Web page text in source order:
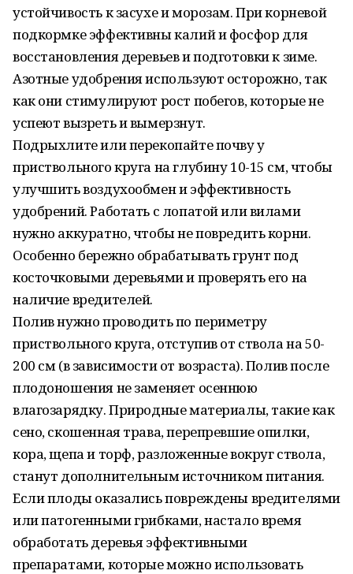
устойчивость к засухе и морозам. При корневой
подкормке эффективны калий и фосфор для
восстановления деревьев и подготовки к зиме.
Азотные удобрения используют осторожно, так
как они стимулируют рост побегов, которые не
успеют вызреть и вымерзнут.
Подрыхлите или перекопайте почву у
приствольного круга на глубину 10-15 см, чтобы
улучшить воздухообмен и эффективность
удобрений. Работать с лопатой или вилами
нужно аккуратно, чтобы не повредить корни.
Особенно бережно обрабатывать грунт под
косточковыми деревьями и проверять его на
наличие вредителей.
Полив нужно проводить по периметру
приствольного круга, отступив от ствола на 50-
200 см (в зависимости от возраста). Полив после
плодоношения не заменяет осеннюю
влагозарядку. Природные материалы, такие как
сено, скошенная трава, перепревшие опилки,
кора, щепа и торф, разложенные вокруг ствола,
станут дополнительным источником питания.
Если плоды оказались повреждены вредителями
или патогенными грибками, настало время
обработать деревья эффективными
препаратами, которые можно использовать